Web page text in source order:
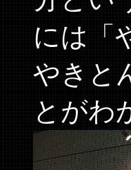
には「
やきと
とがわ